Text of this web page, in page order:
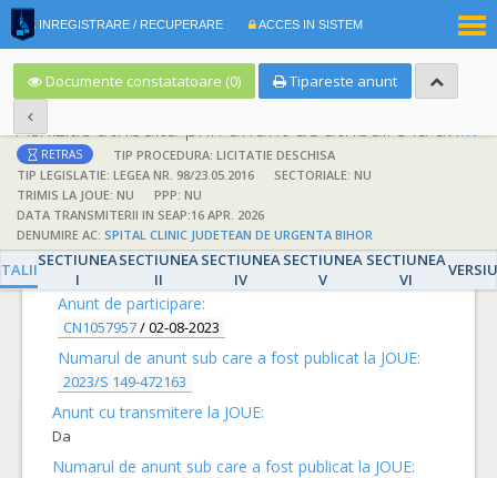
INREGISTRARE / RECUPERARE ACCES IN SISTEM
Documente constatatoare (0) Tipareste anunt
Achizitie atribuita prin anunt de atribuire la anunt de participare
RETRAS
TIP PROCEDURA: LICITATIE DESCHISA
TIP LEGISLATIE: LEGEA NR. 98/23.05.2016
SECTORIALE: NU
TRIMIS LA JOUE: NU
PPP: NU
DATA TRANSMITERII IN SEAP:16 APR. 2026
DENUMIRE AC: SPITAL CLINIC JUDETEAN DE URGENTA BIHOR
SECTIUNEA
I
SECTIUNEA
II
SECTIUNEA
IV
SECTIUNEA
V
SECTIUNEA
VI
DETALII
Anunt de participare:
CN1057957/02-08-2023
Numarul de anunt sub care a fost publicat la JOUE:
2023/S 149-472163
Anunt cu transmitere la JOUE:
Da
Numarul de anunt sub care a fost publicat la JOUE: